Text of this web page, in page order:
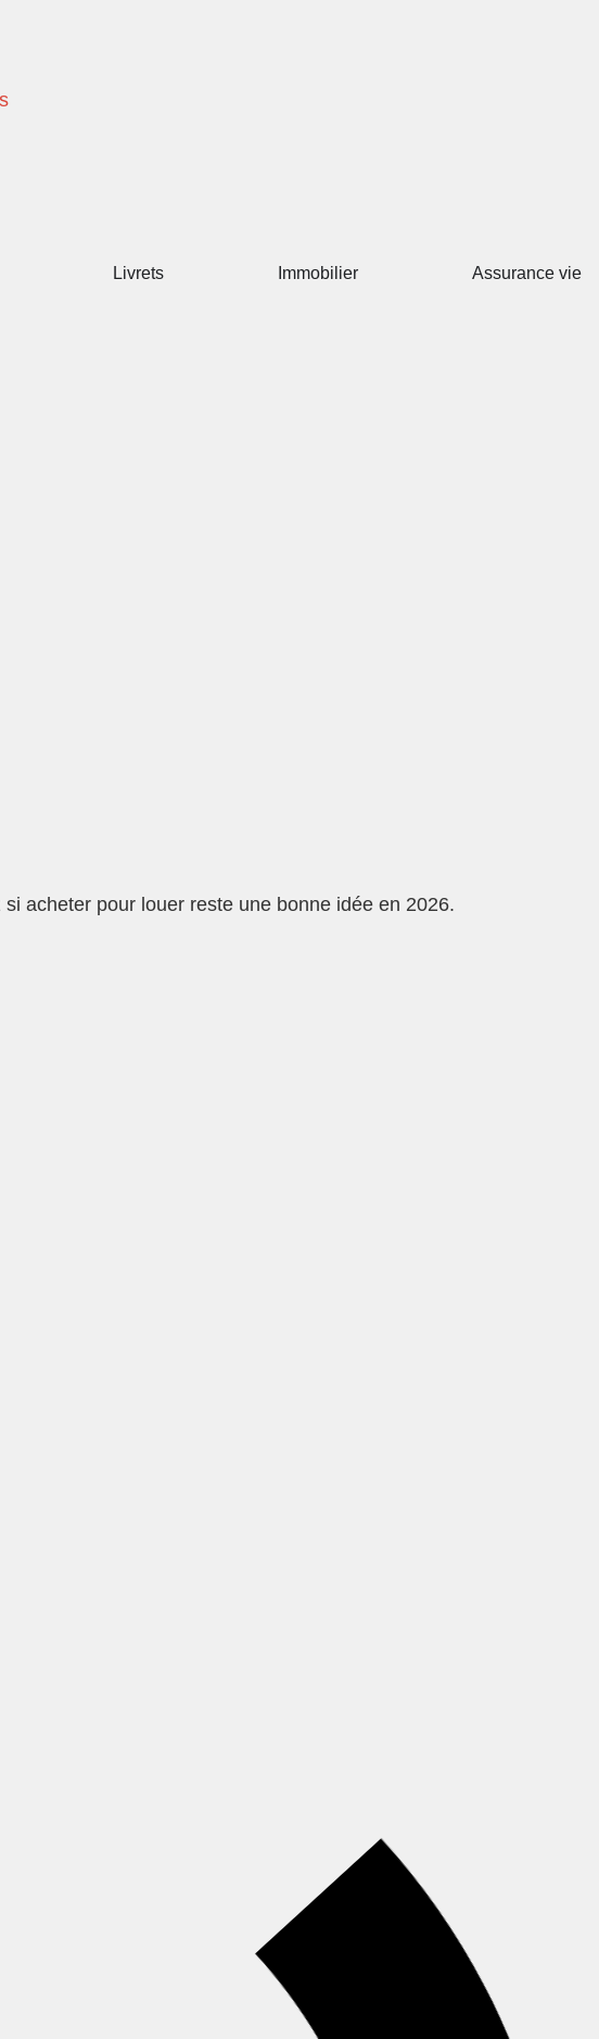
Livrets Immobilier Assurance vie
acheter pour louer reste une bonne idée en 2026.